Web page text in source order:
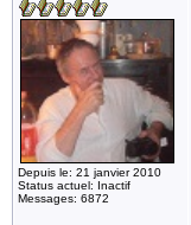
Depuis le: 21 janvier 2010
Status actuel: Inactif
Messages: 6872